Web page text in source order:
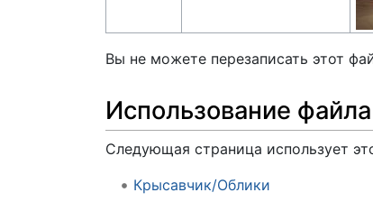
Вы не можете перезаписать этот
Использование файла
Следующая страница использует
Крысавчик/Облики